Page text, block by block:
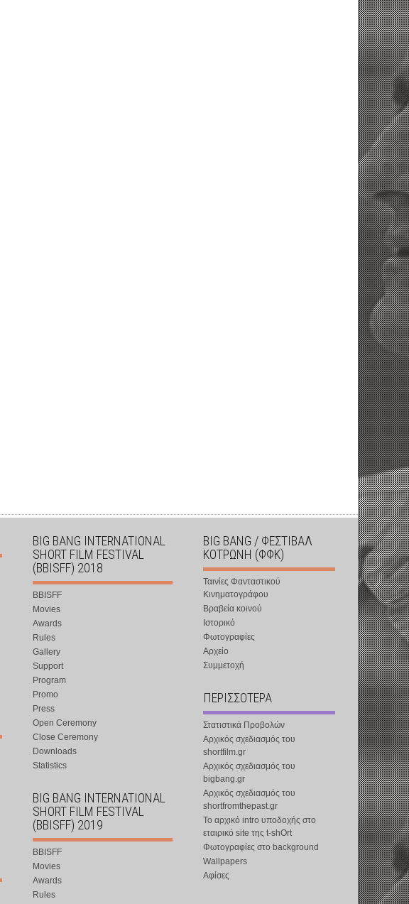
BIG BANG INTERNATIONAL
SHORT FILM FESTIVAL
(BBISFF) 2018
BBISFF
Movies
Awards
Rules
Gallery
Support
Program
Promo
Press
Open Ceremony
Close Ceremony
Downloads
Statistics
BIG BANG INTERNATIONAL
SHORT FILM FESTIVAL
(BBISFF) 2019
BBISFF
Movies
Awards
Rules
BIG BANG / ΦΕΣΤΙΒΑΛ
ΚΟΤΡΩΝΗ (ΦΦΚ)
Ταινίες Φανταστικού
Κινηματογράφου
Βραβεία κοινού
Ιστορικό
Φωτογραφίες
Αρχείο
Συμμετοχή
ΠΕΡΙΣΣΟΤΕΡΑ
Στατιστικά Προβολών
Αρχικός σχεδιασμός του
shortfilm.gr
Αρχικός σχεδιασμός του
bigbang.gr
Αρχικός σχεδιασμός του
shortfromthepast.gr
Το αρχικό intro υποδοχής στο
εταιρικό site της t-shOrt
Φωτογραφίες στο background
Wallpapers
Αφίσες